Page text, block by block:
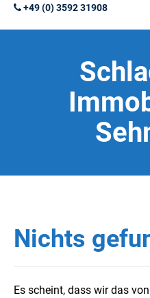
+49 (0) 3592 31908
Nichts
Es scheint, dass wir das